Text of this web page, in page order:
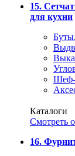
15.
для кухни
Шеф-
Каталоги
Смотреть
16.